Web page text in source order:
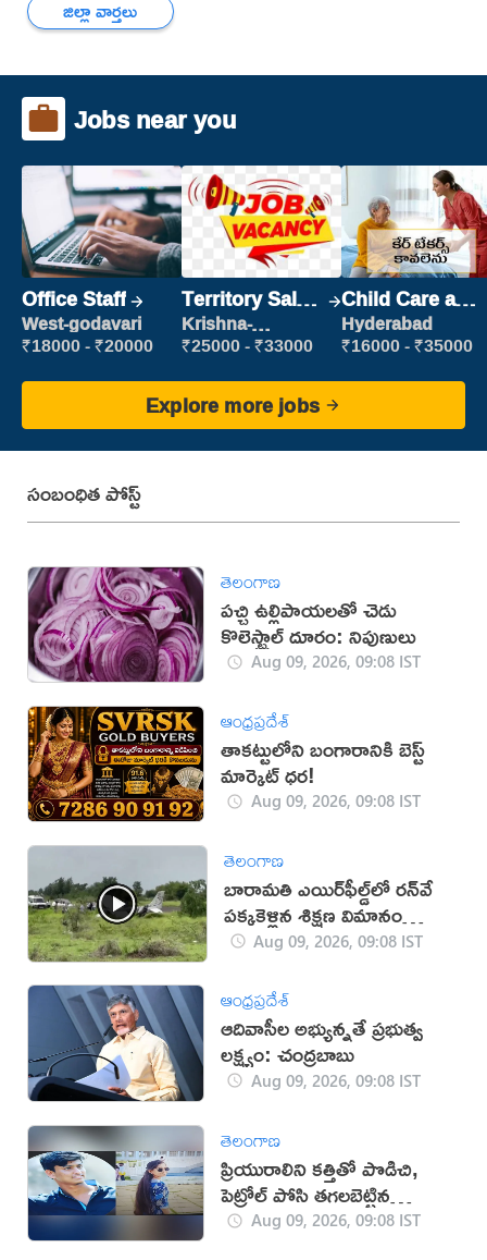
జిల్లా వార్తలు
Jobs near you
Office Staff
West-godavari
₹18000 - ₹20000
Territory Sales
Manager
Krishna-
vijayawada
₹25000 - ₹33000
Child Care and
Patient care
Hyderabad
₹16000 - ₹35000
Explore more jobs
సంబంధిత పోస్ట్
తెలంగాణ
పచ్చి ఉల్లిపాయలతో చెడు
కొలెస్ట్రాల్ దూరం: నిపుణులు
Aug 09, 2026, 09:08 IST
ఆంధ్రప్రదేశ్
తాకట్టులోని బంగారానికి బెస్ట్
మార్కెట్ ధర!
Aug 09, 2026, 09:08 IST
తెలంగాణ
బారామతి ఎయిర్‌ఫీల్డ్‌లో రన్‌వే
పక్కకెళ్లిన శిక్షణ విమానం
(వీడియో)
Aug 09, 2026, 09:08 IST
ఆంధ్రప్రదేశ్
ఆదివాసీల అభ్యున్నతే ప్రభుత్వ
లక్ష్యం: చంద్రబాబు
Aug 09, 2026, 09:08 IST
తెలంగాణ
ప్రియురాలిని కత్తితో పొడిచి,
పెట్రోల్ పోసి తగలబెట్టిన
ప్రియుడు!
Aug 09, 2026, 09:08 IST